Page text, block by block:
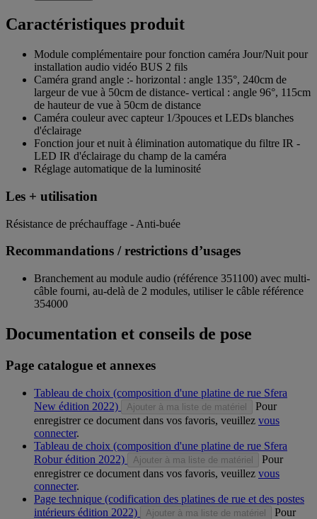
Caractéristiques produit
Module complémentaire pour fonction caméra Jour/Nuit pour
installation audio vidéo BUS 2 fils
Caméra grand angle :- horizontal : angle 135°, 240cm de
largeur de vue à 50cm de distance- vertical : angle 96°, 115cm
de hauteur de vue à 50cm de distance
Caméra couleur avec capteur 1/3pouces et LEDs blanches
d'éclairage
Fonction jour et nuit à élimination automatique du filtre IR -
LED IR d'éclairage du champ de la caméra
Réglage automatique de la luminosité
Les + utilisation
Résistance de préchauffage - Anti-buée
Recommandations / restrictions d’usages
Branchement au module audio (référence 351100) avec multi-
câble fourni, au-delà de 2 modules, utiliser le câble référence
354000
Documentation et conseils de pose
Page catalogue et annexes
Tableau de choix (composition d'une platine de rue Sfera
New édition 2022)
Ajouter à ma liste de matériel
Pour
enregistrer ce document dans vos favoris, veuillez vous
connecter.
Tableau de choix (composition d'une platine de rue Sfera
Robur édition 2022)
Ajouter à ma liste de matériel
Pour
enregistrer ce document dans vos favoris, veuillez vous
connecter.
Page technique (codification des platines de rue et des postes
intérieurs édition 2022)
Ajouter à ma liste de matériel
Pour